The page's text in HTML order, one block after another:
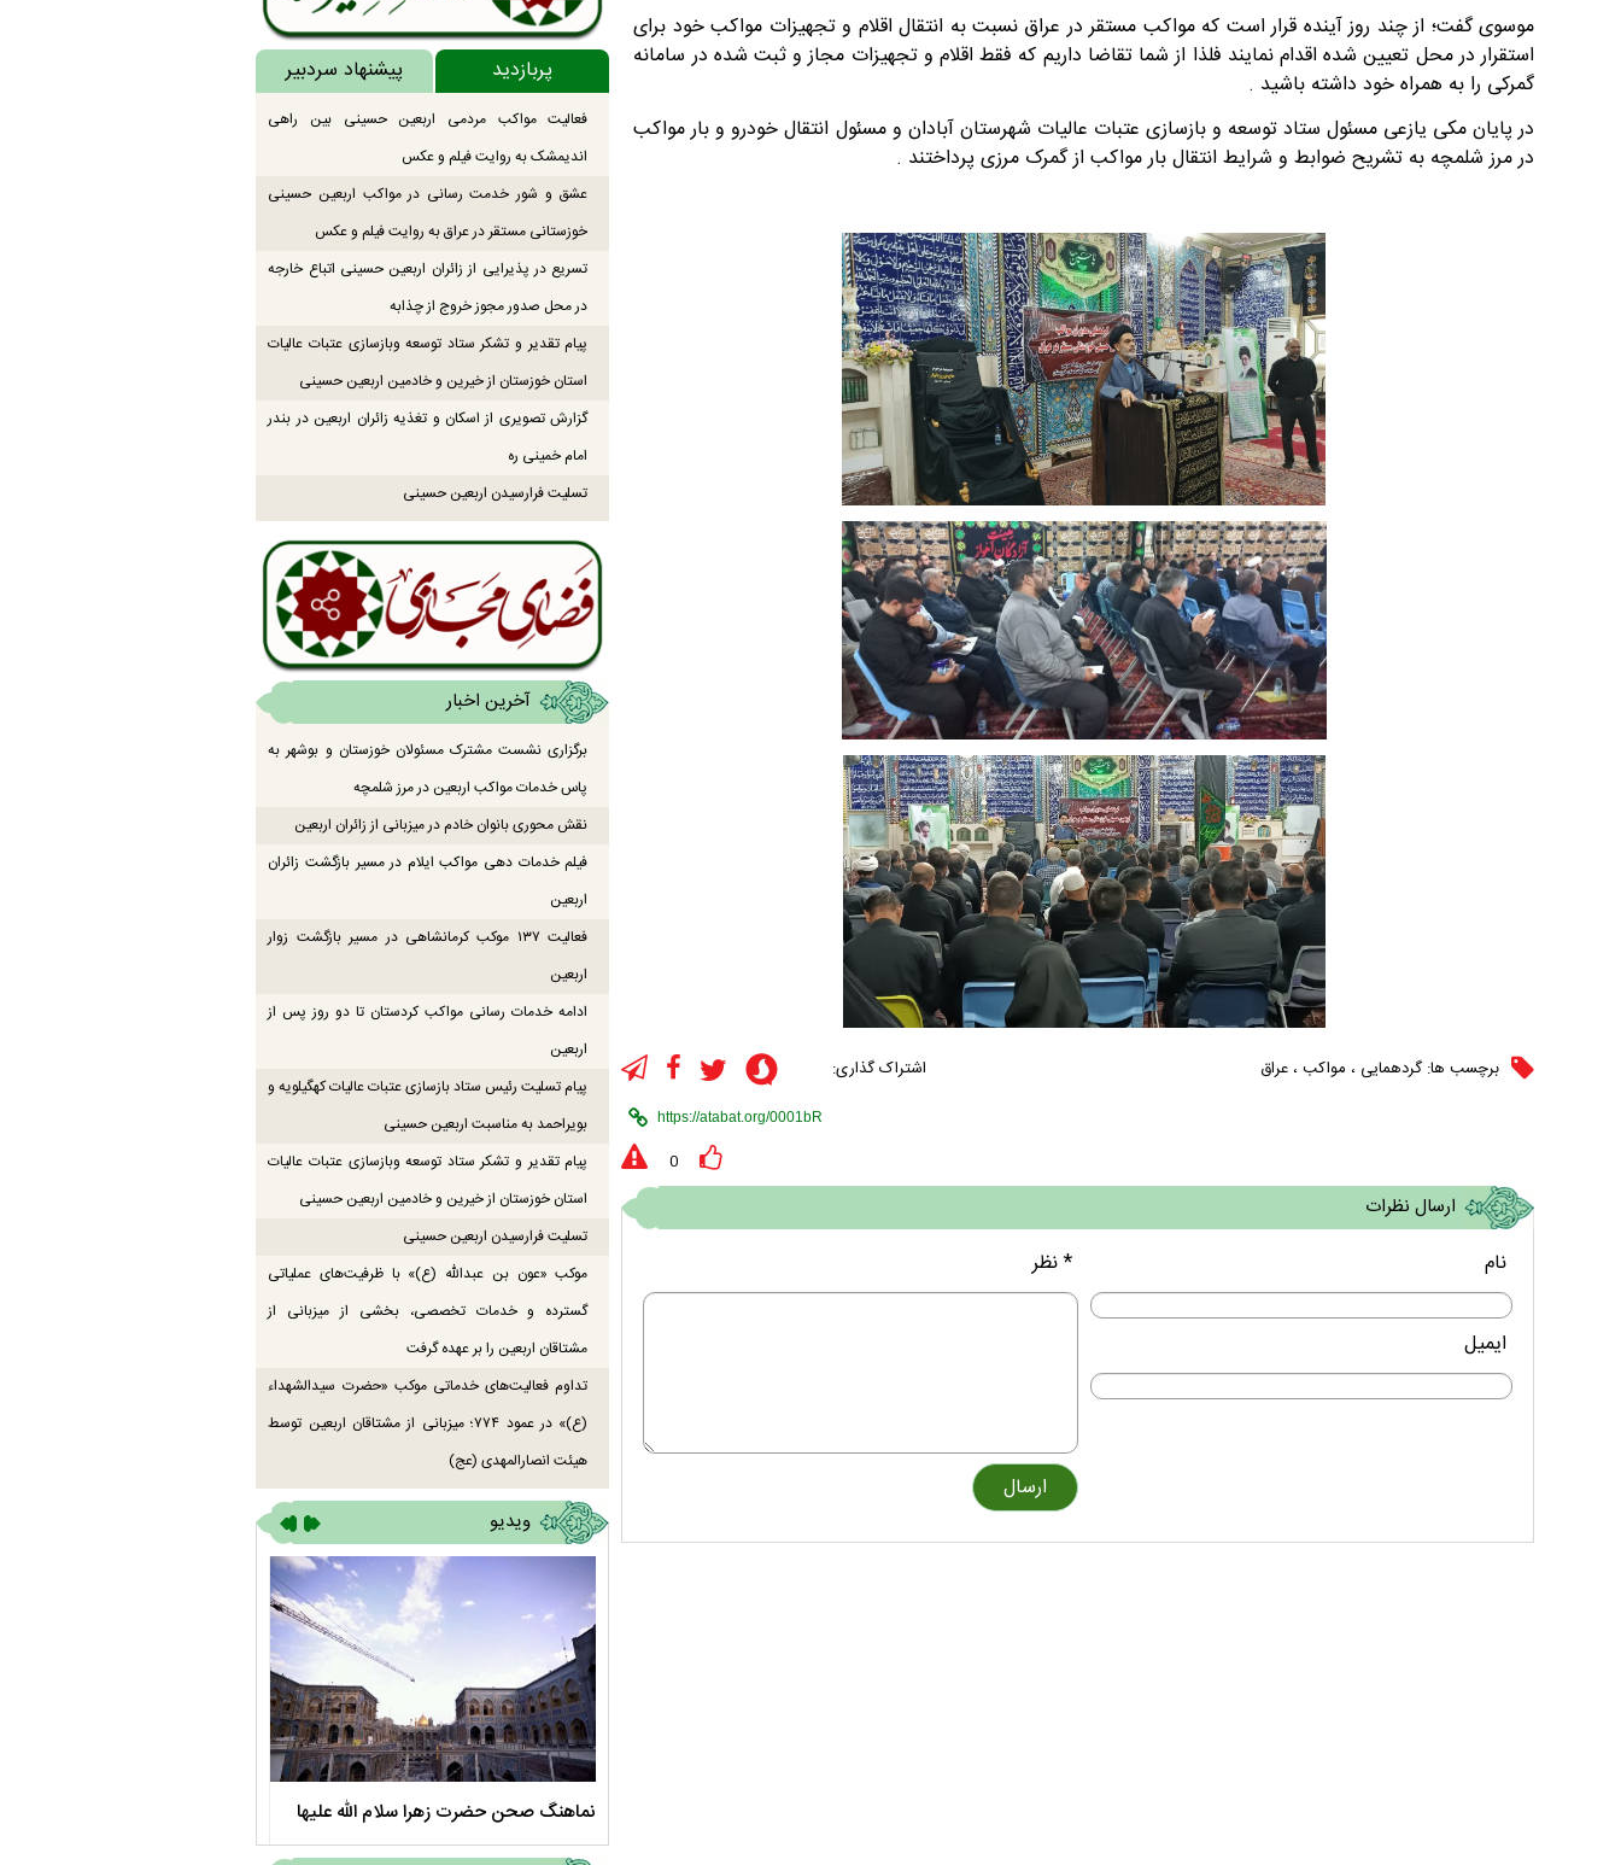
موسوی گفت؛ از چند روز آینده قرار است که مواکب مستقر در عراق نسبت به انتقال اقلام و تجهیزات مواکب خود برای
استقرار در محل تعیین شده اقدام نمایند فلذا از شما تقاضا داریم که فقط اقلام و تجهیزات مجاز و ثبت شده در سامانه
گمرکی را به همراه خود داشته باشید .
در پایان مکی یازعی مسئول ستاد توسعه و بازسازی عتبات عالیات شهرستان آبادان و مسئول انتقال خودرو و بار مواکب
در مرز شلمچه به تشریح ضوابط و شرایط انتقال بار مواکب از گمرک مرزی پرداختند .
برچسب ها: گردهمایی ، مواکب ، عراق اشتراک گذاری:
0
ارسال نظرات
نام
ایمیل
* نظر
پربازدید پیشنهاد سردبیر
فعالیت مواکب مردمی اربعین حسینی بین راهی
اندیمشک به روایت فیلم و عکس
عشق و شور خدمت رسانی در مواکب اربعین حسینی
خوزستانی مستقر در عراق به روایت فیلم و عکس
تسریع در پذیرایی از زائران اربعین حسینی اتباع خارجه
در محل صدور مجوز خروج از چذابه
پیام تقدیر و تشکر ستاد توسعه وبازسازی عتبات عالیات
استان خوزستان از خیرین و خادمین اربعین حسینی
گزارش تصویری از اسکان و تغذیه زائران اربعین در بندر
امام خمینی ره
تسلیت فرارسیدن اربعین حسینی
آخرین اخبار
برگزاری نشست مشترک مسئولان خوزستان و بوشهر به
پاس خدمات مواکب اربعین در مرز شلمچه
نقش محوری بانوان خادم در میزبانی از زائران اربعین
فیلم خدمات دهی مواکب ایلام در مسیر بازگشت زائران
اربعین
فعالیت ۱۳۷ موکب کرمانشاهی در مسیر بازگشت زوار
اربعین
ادامه خدمات رسانی مواکب کردستان تا دو روز پس از
اربعین
پیام تسلیت رئیس ستاد بازسازی عتبات عالیات کهگیلویه و
بویراحمد به مناسبت اربعین حسینی
پیام تقدیر و تشکر ستاد توسعه وبازسازی عتبات عالیات
استان خوزستان از خیرین و خادمین اربعین حسینی
تسلیت فرارسیدن اربعین حسینی
موکب «عون بن عبدالله (ع)» با ظرفیت‌های عملیاتی
گسترده و خدمات تخصصی، بخشی از میزبانی از
مشتاقان اربعین را بر عهده گرفت
تداوم فعالیت‌های خدماتی موکب «حضرت سیدالشهداء
(ع)» در عمود ۷۷۴؛ میزبانی از مشتاقان اربعین توسط
هیئت انصارالمهدی (عج)
ویدیو
نماهنگ صحن حضرت زهرا سلام الله علیها